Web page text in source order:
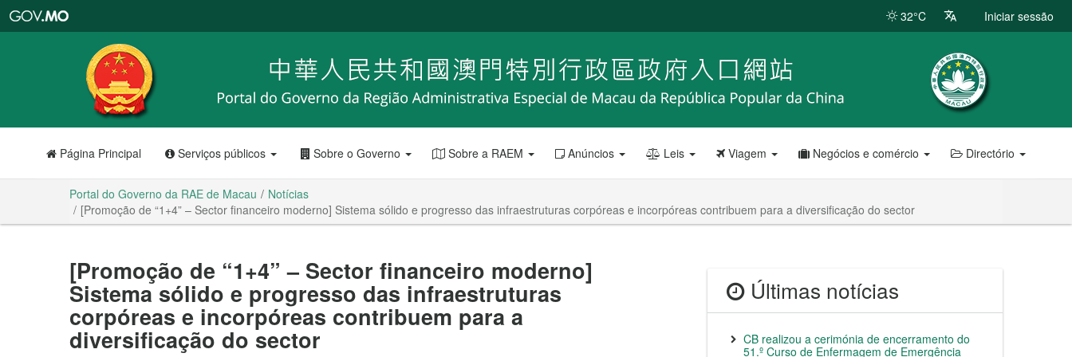
RAE
de
Macau
32°C Iniciar sessão
Página Principal Serviços públicos Sobre o Governo Sobre a RAEM Anúncios Leis Viagem Negócios e comércio Directório
Portal do Governo da RAE de Macau
Notícias
[Promoção de “1+4” – Sector financeiro moderno] Sistema sólido e progresso das infraestruturas corpóreas e incorpóreas contribuem para a diversificação do sector
[Promoção de “1+4” – Sector financeiro moderno]
Sistema sólido e progresso das infraestruturas
corpóreas e incorpóreas contribuem para a
diversificação do sector
Últimas notícias
CB realizou a cerimónia de encerramento do
51.º Curso de Enfermagem de Emergência